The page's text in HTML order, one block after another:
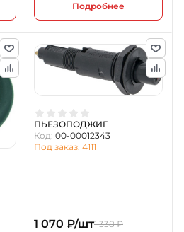
Подробнее
ПЬЕЗОПОДЖИГ
Код: 00-00012343
Под заказ: 4111
1 070 ₽/шт1 338 ₽